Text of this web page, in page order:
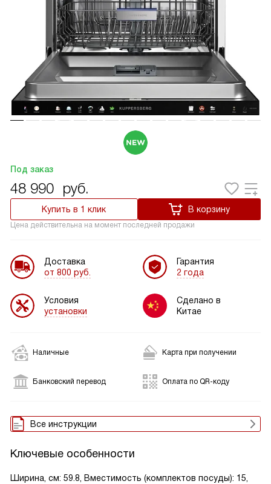
Под заказ
48 990 руб.
Купить в 1 клик В корзину
Цена действительна на момент последней продажи
Доставка
от 800 руб.
Условия
установки
Гарантия
2 года
Сделано в
Китае
Наличные Карта при получении
Банковский перевод Оплата по QR-коду
Все инструкции
Ключевые особенности
Ширина, см: 59.8, Вместимость (комплектов посуды): 15,